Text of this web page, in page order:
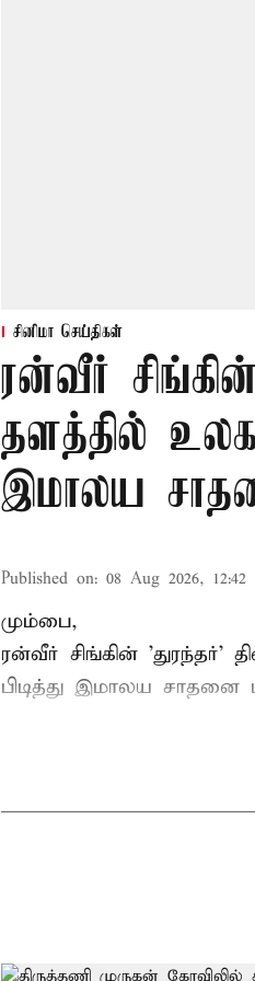
சினிமா செய்திகள்
ரன்வீர்
தளத்தில்
இமாலய
Published on: 08 Aug 2026, 12:42
மும்பை,
ரன்வீர் சிங்கின் 'துரந்தர்'
பிடித்து இமாலய சாதனை